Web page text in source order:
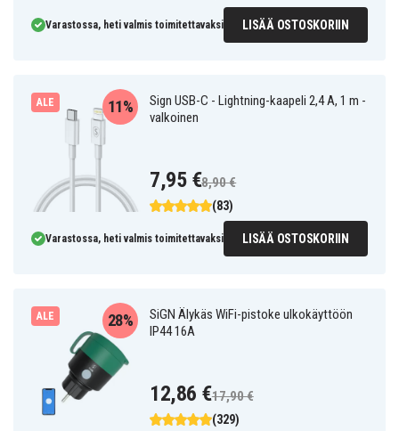
Varastossa, heti valmis toimitettavaksi LISÄÄ OSTOSKORIIN
ALE
Sign USB-C - Lightning-kaapeli 2,4 A, 1 m -
valkoinen
(83)
11%
7,95 €8,90 €
Varastossa, heti valmis toimitettavaksi LISÄÄ OSTOSKORIIN
ALE
SiGN Älykäs WiFi-pistoke ulkokäyttöön
IP44 16A
(329)
28%
12,86 €17,90 €